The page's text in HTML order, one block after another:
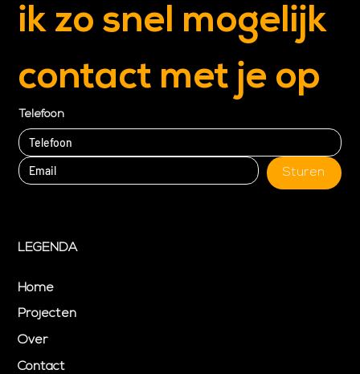
ik zo snel mogelijk
contact met je op
Telefoon
Sturen
LEGENDA
Home
Projecten
Over
Contact